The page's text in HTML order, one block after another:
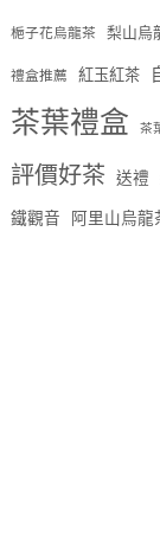
梔子花烏龍茶 梨山烏
禮盒推薦 紅玉紅茶
茶葉禮盒 茶
評價好茶 送禮
鐵觀音 阿里山烏龍